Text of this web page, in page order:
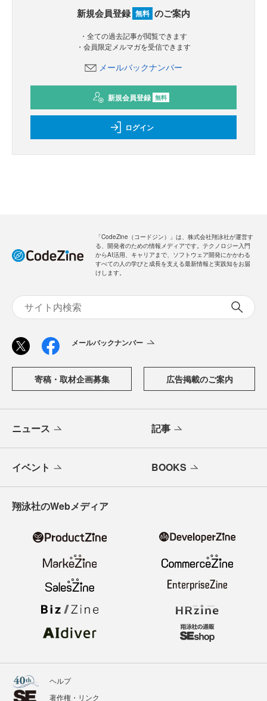
新規会員登録 無料 のご案内
・全ての過去記事が閲覧できます
・会員限定メルマガを受信できます
メールバックナンバー
新規会員登録 無料
ログイン
「CodeZine（コードジン）」は、株式会社翔泳社が運営す
る、開発者のための情報メディアです。テクノロジー入門
からAI活用、キャリアまで、ソフトウェア開発にかかわる
すべての人の学びと成長を支える最新情報と実践知をお届
けします。
メールバックナンバー
寄稿・取材企画募集 広告掲載のご案内
ニュース 記事
イベント BOOKS
翔泳社のWebメディア
ヘルプ
著作権・リンク